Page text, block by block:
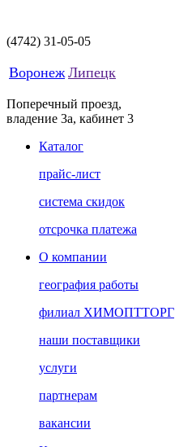
(4742) 31-05-05
Воронеж Липецк
Поперечный проезд,
владение 3а, кабинет 3
Каталог
прайс-лист
система скидок
отсрочка платежа
О компании
география работы
филиал ХИМОПТТОРГ
наши поставщики
услуги
партнерам
вакансии